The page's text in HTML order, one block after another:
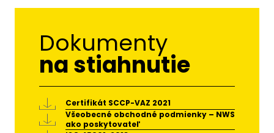
Dokumenty
na stiahnutie
Certifikát SCCP-VAZ 2021
Všeobecné obchodné podmienky – NWS
ako poskytovateľ